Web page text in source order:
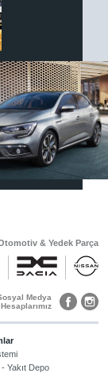
& Dacia Araçlarınızda
Parça Çözümleri için
Destek Noktası
& Yedek Parça
Medya
Hesaplarımız
Yakıt Depo